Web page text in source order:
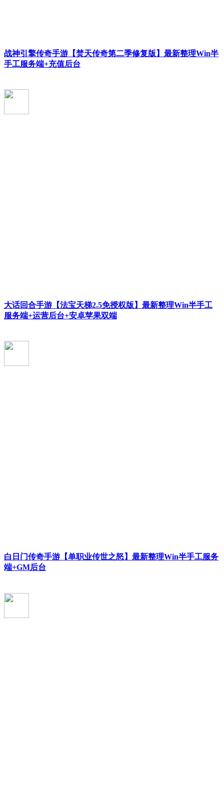
战神引擎传奇手游【焚天传奇第二季修复版】最新整理Win半
手工服务端+充值后台
大话回合手游【法宝天梯2.5免授权版】最新整理Win半手工
服务端+运营后台+安卓苹果双端
白日门传奇手游【单职业传世之怒】最新整理Win半手工服务
端+GM后台